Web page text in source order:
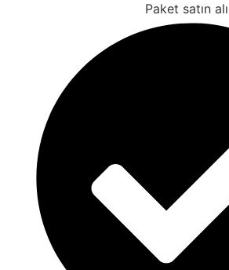
Paket satın